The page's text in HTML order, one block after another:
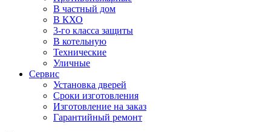
В частный дом
В КХО
3-го класса защиты
В котельную
Технические
Уличные
Сервис
Установка дверей
Сроки изготовления
Изготовление на заказ
Гарантийный ремонт